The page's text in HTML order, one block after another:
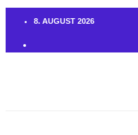
8. AUGUST 2026